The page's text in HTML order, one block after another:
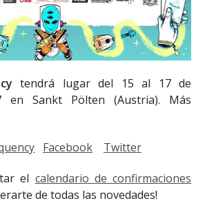
tendrá lugar del 15 al 17 de
en Sankt Pölten (Austria). Más
Facebook Twitter
el calendario de confirmaciones
de todas las novedades!